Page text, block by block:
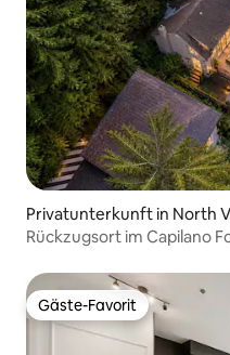
Privatunterkunft in North
Rückzugsort im Capilano
Gäste-Favorit
Gäste-Favorit